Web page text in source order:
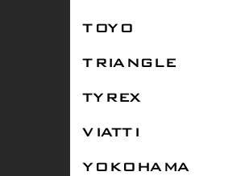
TOYO
TRIANGLE
TYREX
VIATTI
YOKOHAMA